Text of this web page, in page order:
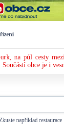
na půl cesty
obce je i
například restaurace